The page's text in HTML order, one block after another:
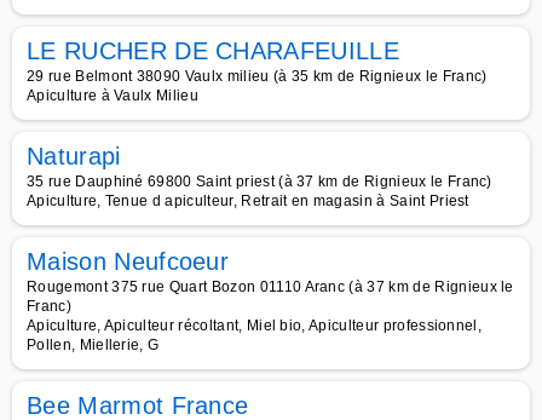
LE RUCHER DE CHARAFEUILLE
29 rue Belmont 38090 Vaulx milieu (à 35 km de Rignieux le Franc)
Apiculture à Vaulx Milieu
Naturapi
35 rue Dauphiné 69800 Saint priest (à 37 km de Rignieux le Franc)
Apiculture, Tenue d apiculteur, Retrait en magasin à Saint Priest
Maison Neufcoeur
Rougemont 375 rue Quart Bozon 01110 Aranc (à 37 km de Rignieux le
Franc)
Apiculture, Apiculteur récoltant, Miel bio, Apiculteur professionnel,
Pollen, Miellerie, G
Bee Marmot France